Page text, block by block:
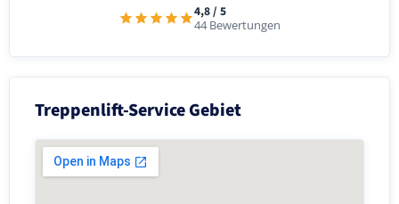
4,8 / 5
44 Bewertungen
Treppenlift-Service Gebiet